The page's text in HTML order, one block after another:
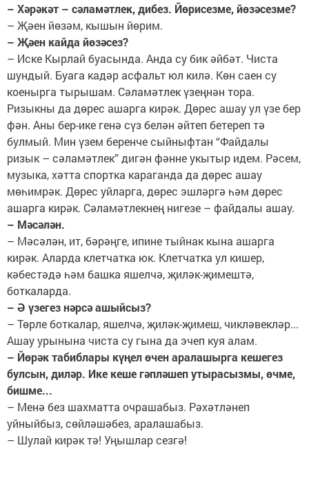
– Хәрәкәт – сәламәтлек, дибез. Йөрисезме, йөзәсезме?
– Җәен йөзәм, кышын йөрим.
– Җәен кайда йөзәсез?
– Иске Кырлай буасында. Анда су бик әйбәт. Чиста
шундый. Буага кадәр асфальт юл килә. Көн саен су
коенырга тырышам. Сәламәтлек үзеңнән тора.
Ризыкны да дөрес ашарга кирәк. Дөрес ашау ул үзе бер
фән. Аны бер-ике генә сүз белән әйтеп бетереп тә
булмый. Мин үзем беренче сыйныфтан “Файдалы
ризык – сәламәтлек” дигән фәнне укытыр идем. Рәсем,
музыка, хәтта спортка караганда да дөрес ашау
мөһимрәк. Дөрес уйларга, дөрес эшләргә һәм дөрес
ашарга кирәк. Сәламәтлекнең нигезе – файдалы ашау.
– Мәсәлән.
– Мәсәлән, ит, бәрәңге, ипине тыйнак кына ашарга
кирәк. Аларда клетчатка юк. Клетчатка ул кишер,
кәбестәдә һәм башка яшелчә, җиләк-җимештә,
боткаларда.
– Ә үзегез нәрсә ашыйсыз?
– Төрле боткалар, яшелчә, җиләк-җимеш, чикләвекләр...
Ашау урынына чиста су гына да эчеп куя алам.
– Йөрәк табиблары күңел өчен аралашырга кешегез
булсын, диләр. Ике кеше гәпләшеп утырасызмы, өчме,
бишме...
– Менә без шахматта очрашабыз. Рәхәтләнеп
уйныйбыз, сөйләшәбез, аралашабыз.
– Шулай кирәк тә! Уңышлар сезгә!